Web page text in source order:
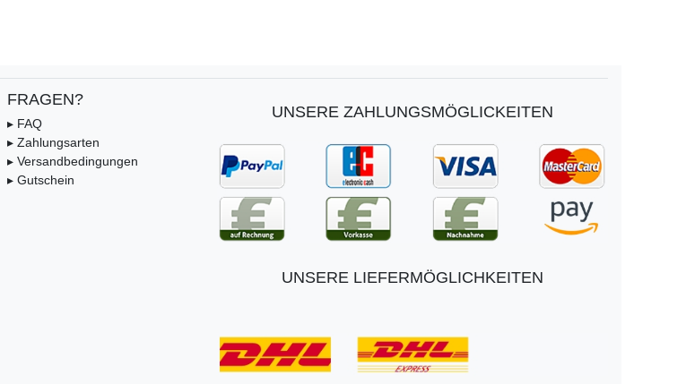
FRAGEN?
▸ FAQ
▸ Zahlungsarten
▸ Versandbedingungen
▸ Gutschein
UNSERE ZAHLUNGSMÖGLICKEITEN
UNSERE LIEFERMÖGLICHKEITEN